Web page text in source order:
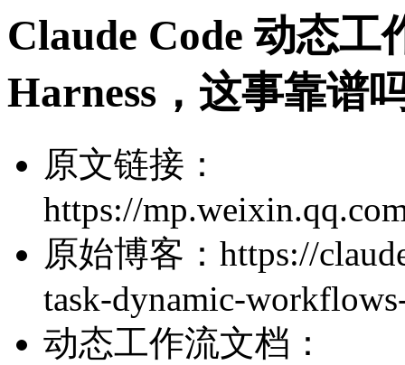
Claude Code 动态
Harness，这事靠谱
原文链接：
https://
原始博客：https://
task-dynamic-
动态工作流文档：